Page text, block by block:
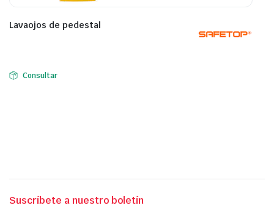
Lavaojos de pedestal
Consultar
Suscríbete a nuestro boletín